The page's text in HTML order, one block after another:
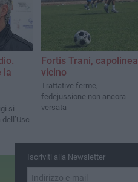
la
si
Fortis Trani, capolinea
vicino
Trattative ferme,
fedejussione non ancora
versata
Iscriviti alla Newsletter